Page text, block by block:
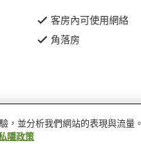
客房內可使用網絡
角落房
小海町
，並分析我們網站的表現與流量
隱政策